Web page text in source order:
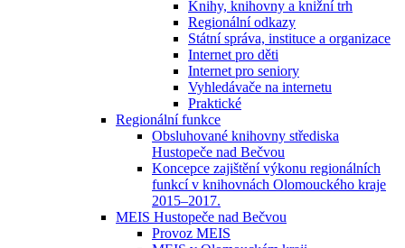
Knihy, knihovny a knižní trh
Regionální odkazy
Státní správa, instituce a organizace
Internet pro děti
Internet pro seniory
Vyhledávače na internetu
Praktické
Regionální funkce
Obsluhované knihovny střediska
Hustopeče nad Bečvou
Koncepce zajištění výkonu regionálních
funkcí v knihovnách Olomouckého kraje
2015–2017.
MEIS Hustopeče nad Bečvou
Provoz MEIS